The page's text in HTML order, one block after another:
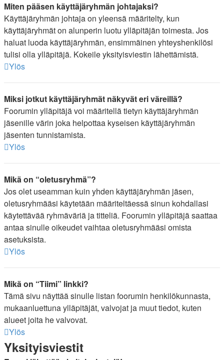
Miten pääsen käyttäjäryhmän johtajaksi?
Käyttäjäryhmän johtaja on yleensä määritelty, kun
käyttäjäryhmät on alunperin luotu ylläpitäjän toimesta. Jos
haluat luoda käyttäjäryhmän, ensimmäinen yhteyshenkilösi
tulisi olla ylläpitäjä. Kokeile yksityisviestin lähettämistä.
Ylös
Miksi jotkut käyttäjäryhmät näkyvät eri väreillä?
Foorumin ylläpitäjä voi määritellä tietyn käyttäjäryhmän
jäsenille värin joka helpottaa kyseisen käyttäjäryhmän
jäsenten tunnistamista.
Ylös
Mikä on “oletusryhmä”?
Jos olet useamman kuin yhden käyttäjäryhmän jäsen,
oletusryhmääsi käytetään määriteltäessä sinun kohdallasi
käytettävää ryhmäväriä ja titteliä. Foorumin ylläpitäjä saattaa
antaa sinulle oikeudet vaihtaa oletusryhmääsi omista
asetuksista.
Ylös
Mikä on “Tiimi” linkki?
Tämä sivu näyttää sinulle listan foorumin henkilökunnasta,
mukaanluettuna ylläpitäjät, valvojat ja muut tiedot, kuten
alueet joita he valvovat.
Ylös
Yksityisviestit